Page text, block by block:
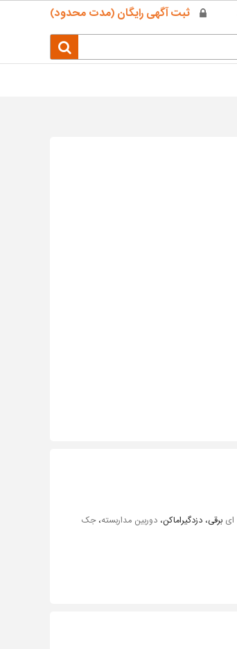
ثبت آگهی رایگان (مدت محدود)
برقی، دزدگیراماکن، دوربین مداربسته،جک